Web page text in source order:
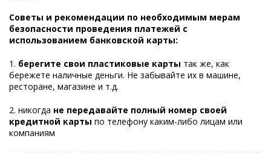
Советы и рекомендации по необходимым мерам
безопасности проведения платежей с
использованием банковской карты:
1. берегите свои пластиковые карты так же, как
бережете наличные деньги. Не забывайте их в машине,
ресторане, магазине и т.д.
2. никогда не передавайте полный номер своей
кредитной карты по телефону каким-либо лицам или
компаниям